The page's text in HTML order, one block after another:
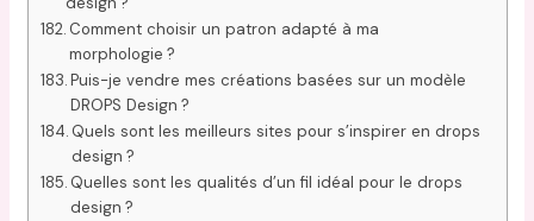
Comment choisir un patron adapté à ma
morphologie ?
Puis-je vendre mes créations basées sur un modèle
DROPS Design ?
Quels sont les meilleurs sites pour s’inspirer en drops
design ?
Quelles sont les qualités d’un fil idéal pour le drops
design ?